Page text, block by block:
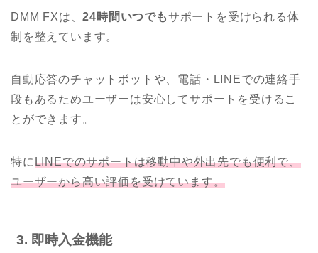
DMM FXは、24時間いつでもサポートを受けられる体
制を整えています。
自動応答のチャットボットや、電話・LINEでの連絡手
段もあるためユーザーは安心してサポートを受けるこ
とができます。
特にLINEでのサポートは移動中や外出先でも便利で、
ユーザーから高い評価を受けています。
3. 即時入金機能